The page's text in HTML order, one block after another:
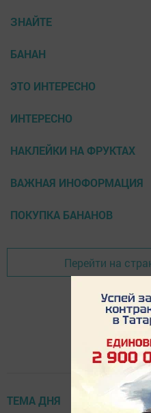
ЗНАЙТЕ
БАНАН
ЭТО ИНТЕРЕСНО
ИНТЕРЕСНО
НАКЛЕЙКИ НА ФРУКТАХ
ВАЖНАЯ ИНОФОРМАЦИЯ
ПОКУПКА БАНАНОВ
Перейти на
ТЕМА ДНЯ